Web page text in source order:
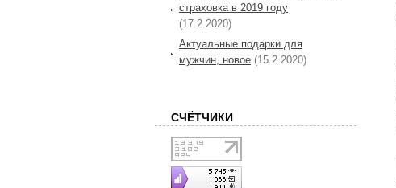
страховка в 2019 году
(17.2.2020)
Актуальные подарки для
мужчин, новое (15.2.2020)
СЧЁТЧИКИ